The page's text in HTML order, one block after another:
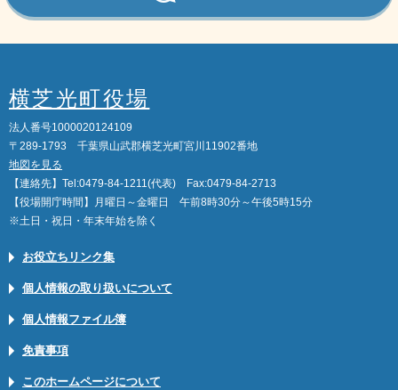
横芝光町役場
法人番号1000020124109
〒289-1793 千葉県山武郡横芝光町宮川11902番地
地図を見る
【連絡先】Tel:0479-84-1211(代表) Fax:0479-84-2713
【役場開庁時間】月曜日～金曜日 午前8時30分～午後5時15分
※土日・祝日・年末年始を除く
お役立ちリンク集
個人情報の取り扱いについて
個人情報ファイル簿
免責事項
このホームページについて